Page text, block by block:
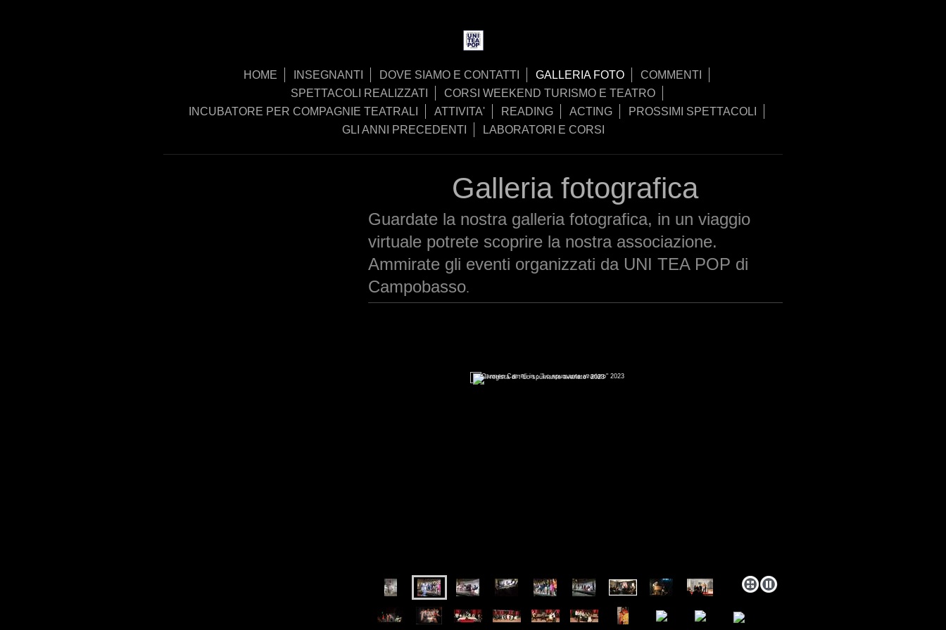
HOME INSEGNANTI DOVE SIAMO E CONTATTI GALLERIA FOTO
COMMENTI
SPETTACOLI REALIZZATI
CORSI WEEKEND TURISMO E TEATRO
INCUBATORE PER COMPAGNIE TEATRALI
ATTIVITA' READING ACTING
PROSSIMI SPETTACOLI
GLI ANNI PRECEDENTI
LABORATORI E CORSI
Galleria fotografica
Guardate la nostra galleria fotografica, in un viaggio
virtuale potrete scoprire la nostra associazione.
Ammirate gli eventi organizzati da UNI TEA POP di
Campobasso.